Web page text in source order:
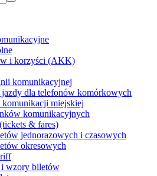
i korzyści (AKK)
komunikacyjnej
jazdy dla telefonów komórkowych
komunikacji miejskiej
komunikacyjnych
& fares)
jednorazowych i czasowych
okresowych
i wzory biletów